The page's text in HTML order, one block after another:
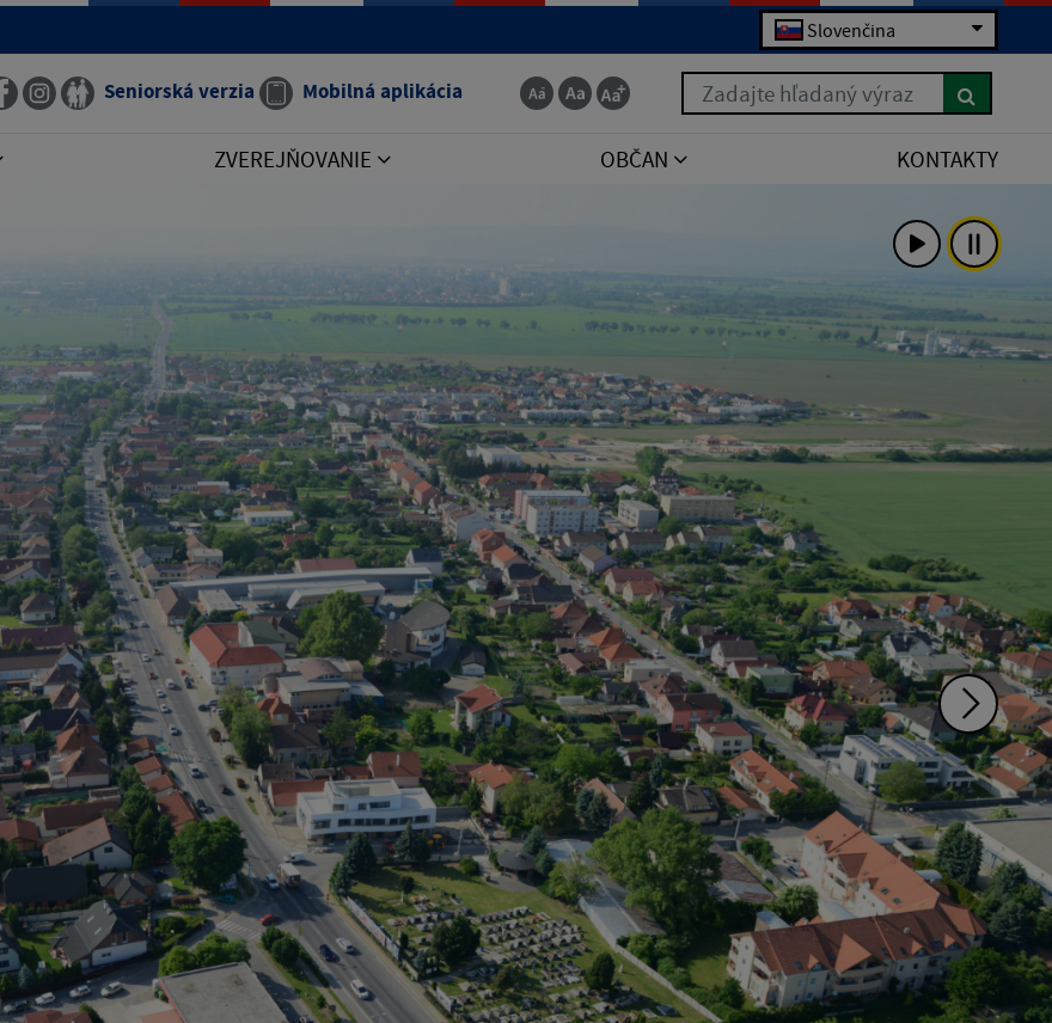
Slovenčina
Seniorská verzia Mobilná aplikácia Zadajte hľadaný výraz
ZVEREJŇOVANIE OBČAN KONTAKTY